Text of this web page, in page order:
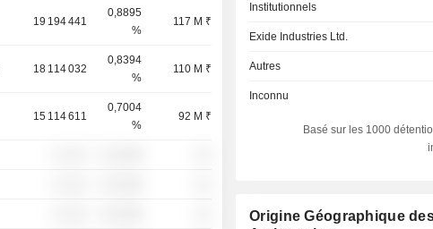
19 194 441
0,8895
%
117 M ₹
18 114 032
0,8394
%
110 M ₹
15 114 611
0,7004
%
92 M ₹
Institutionnels
Exide Industries Ltd.
Autres
Inconnu
Basé sur les 1000
Origine Géographique